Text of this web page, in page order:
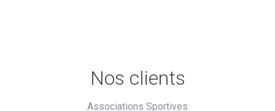
Nos clients
Associations Sportives